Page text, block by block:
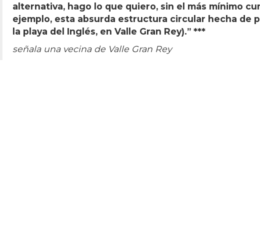
alternativa, hago lo que quiero, sin el más mínimo
ejemplo, esta absurda estructura circular hecha de
la playa del Inglés, en Valle Gran Rey).” ***
señala una vecina de Valle Gran Rey